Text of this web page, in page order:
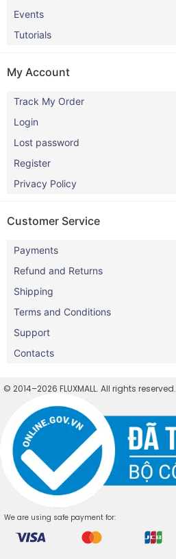
Events
Tutorials
My Account
Track My Order
Login
Lost password
Register
Privacy Policy
Customer Service
Payments
Refund and Returns
Shipping
Terms and Conditions
Support
Contacts
© 2014–2026 FLUXMALL. All rights reserved.
We are using safe payment for: